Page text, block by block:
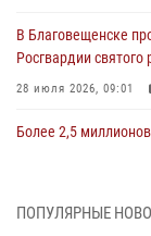
В Благовещенске
Росгвардии
28 июля 2026, 09:01
Более 2,5
ПОПУЛЯРНЫЕ